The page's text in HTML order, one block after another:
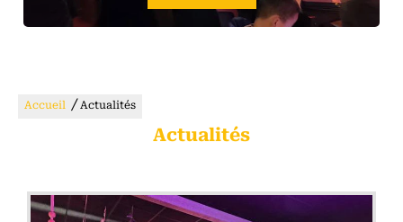
Accueil / Actualités
Actualités